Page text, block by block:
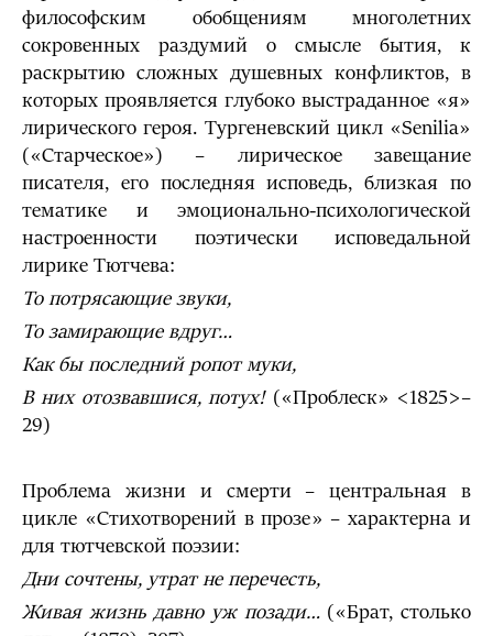
философским обобщениям многолетних
сокровенных раздумий о смысле бытия, к
раскрытию сложных душевных конфликтов, в
которых проявляется глубоко выстраданное «я»
лирического героя. Тургеневский цикл «Senilia»
(«Старческое») – лирическое завещание
писателя, его последняя исповедь, близкая по
тематике и эмоционально-психологической
настроенности поэтически исповедальной
лирике Тютчева:
То потрясающие звуки,
То замирающие вдруг…
Как бы последний ропот муки,
В них отозвавшися, потух!(«Проблеск» <1825>–
29)
Проблема жизни и смерти – центральная в
цикле «Стихотворений в прозе» – характерна и
для тютчевской поэзии:
Дни сочтены, утрат не перечесть,
Живая жизнь давно уж позади…(«Брат, столько